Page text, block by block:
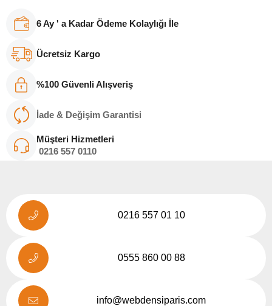
6 Ay ' a Kadar Ödeme Kolaylığı İle
Ücretsiz Kargo
%100 Güvenli Alışveriş
İade & Değişim Garantisi
Müşteri Hizmetleri
0216 557 0110
0216 557 01 10
0555 860 00 88
info@webdensiparis.com